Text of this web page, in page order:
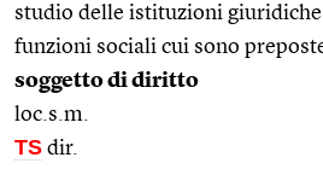
studio delle istituzioni
funzioni sociali cui sono
soggetto di diritto
loc.s.m.
TS dir.